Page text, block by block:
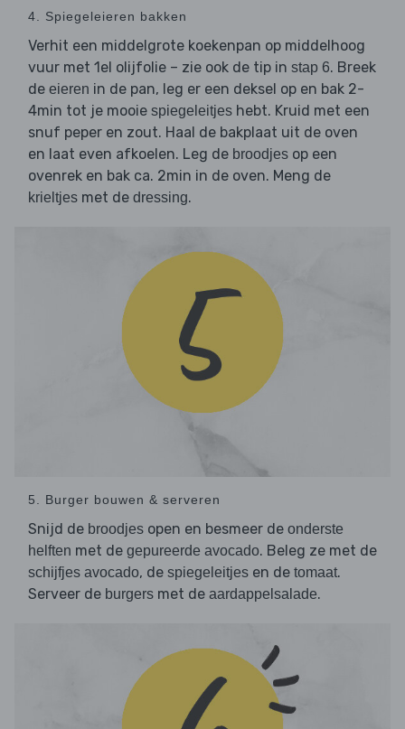
4. Spiegeleieren bakken
Verhit een middelgrote koekenpan op middelhoog
vuur met 1el olijfolie – zie ook de tip in stap 6. Breek
de eieren in de pan, leg er een deksel op en bak 2-
4min tot je mooie spiegeleitjes hebt. Kruid met een
snuf peper en zout. Haal de bakplaat uit de oven
en laat even afkoelen. Leg de broodjes op een
ovenrek en bak ca. 2min in de oven. Meng de
krieltjes met de dressing.
5. Burger bouwen & serveren
Snijd de broodjes open en besmeer de onderste
helften met de gepureerde avocado. Beleg ze met de
schijfjes avocado, de spiegeleitjes en de tomaat.
Serveer de burgers met de aardappelsalade.